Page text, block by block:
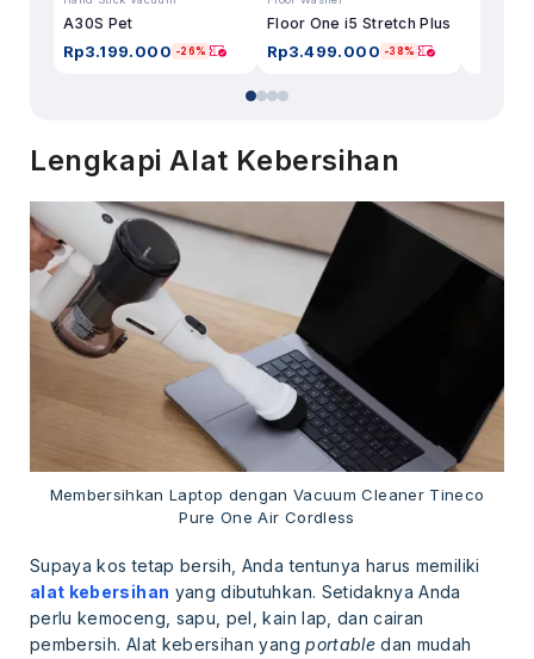
A30S Pet
Rp3.199.000 -26%
Floor One i5 Stretch Plus
Rp3.499.000 -38%
Lengkapi Alat Kebersihan
Membersihkan Laptop dengan Vacuum Cleaner Tineco
Pure One Air Cordless
Supaya kos tetap bersih, Anda tentunya harus memiliki
alat kebersihan yang dibutuhkan. Setidaknya Anda
perlu kemoceng, sapu, pel, kain lap, dan cairan
pembersih. Alat kebersihan yangportable dan mudah